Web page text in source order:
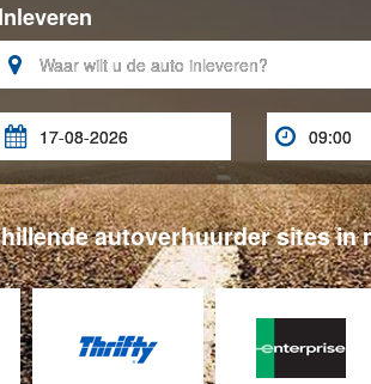
Inleveren

 
autoverhuurder sites in